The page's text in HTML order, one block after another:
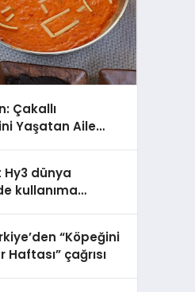
Çakallı
Yaşatan Aile
dünya
kullanıma
“Köpeğini
Haftası” çağrısı